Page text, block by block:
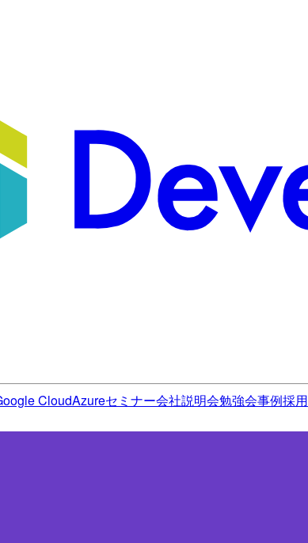
CloudAzureセミナー会社説明会勉強会事例採用